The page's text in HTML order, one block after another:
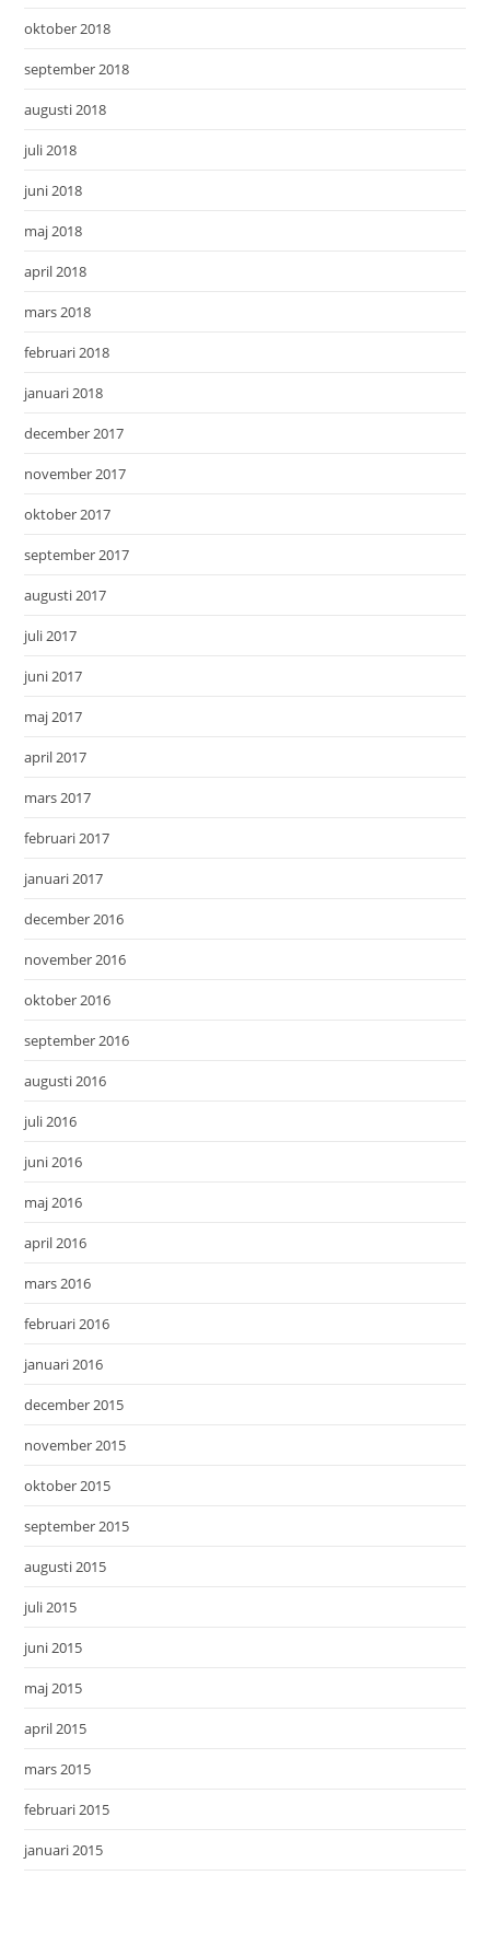
oktober 2018
september 2018
augusti 2018
juli 2018
juni 2018
maj 2018
april 2018
mars 2018
februari 2018
januari 2018
december 2017
november 2017
oktober 2017
september 2017
augusti 2017
juli 2017
juni 2017
maj 2017
april 2017
mars 2017
februari 2017
januari 2017
december 2016
november 2016
oktober 2016
september 2016
augusti 2016
juli 2016
juni 2016
maj 2016
april 2016
mars 2016
februari 2016
januari 2016
december 2015
november 2015
oktober 2015
september 2015
augusti 2015
juli 2015
juni 2015
maj 2015
april 2015
mars 2015
februari 2015
januari 2015